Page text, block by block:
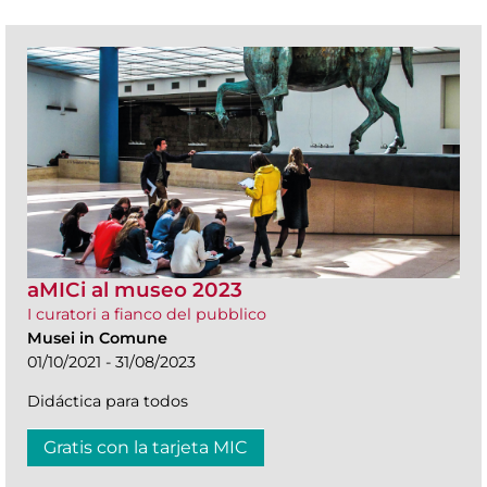
aMICi al museo 2023
I curatori a fianco del pubblico
Musei in Comune
01/10/2021 - 31/08/2023
Didáctica para todos
Gratis con la tarjeta MIC